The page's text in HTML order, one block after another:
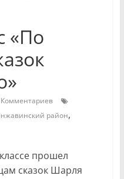
«По
район,
прошел
сказок Шарля